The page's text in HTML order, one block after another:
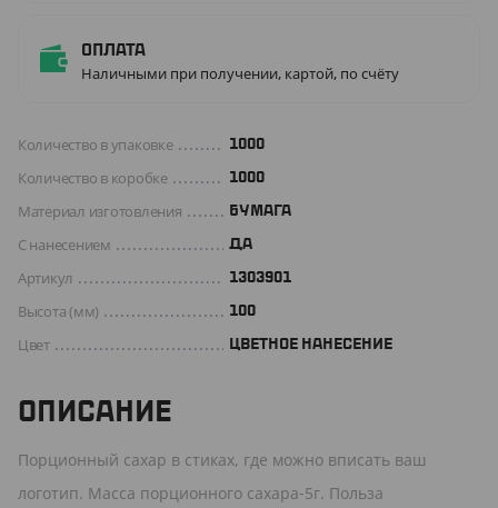
Оплата
Наличными при получении, картой, по счёту
Количество в упаковке 1000
Количество в коробке 1000
Материал изготовления БУМАГА
С нанесением Да
Артикул 1303901
Высота (мм) 100
Цвет ЦВЕТНОЕ НАНЕСЕНИЕ
ОПИСАНИЕ
Порционный сахар в стиках, где можно вписать ваш
логотип. Масса порционного сахара-5г. Польза